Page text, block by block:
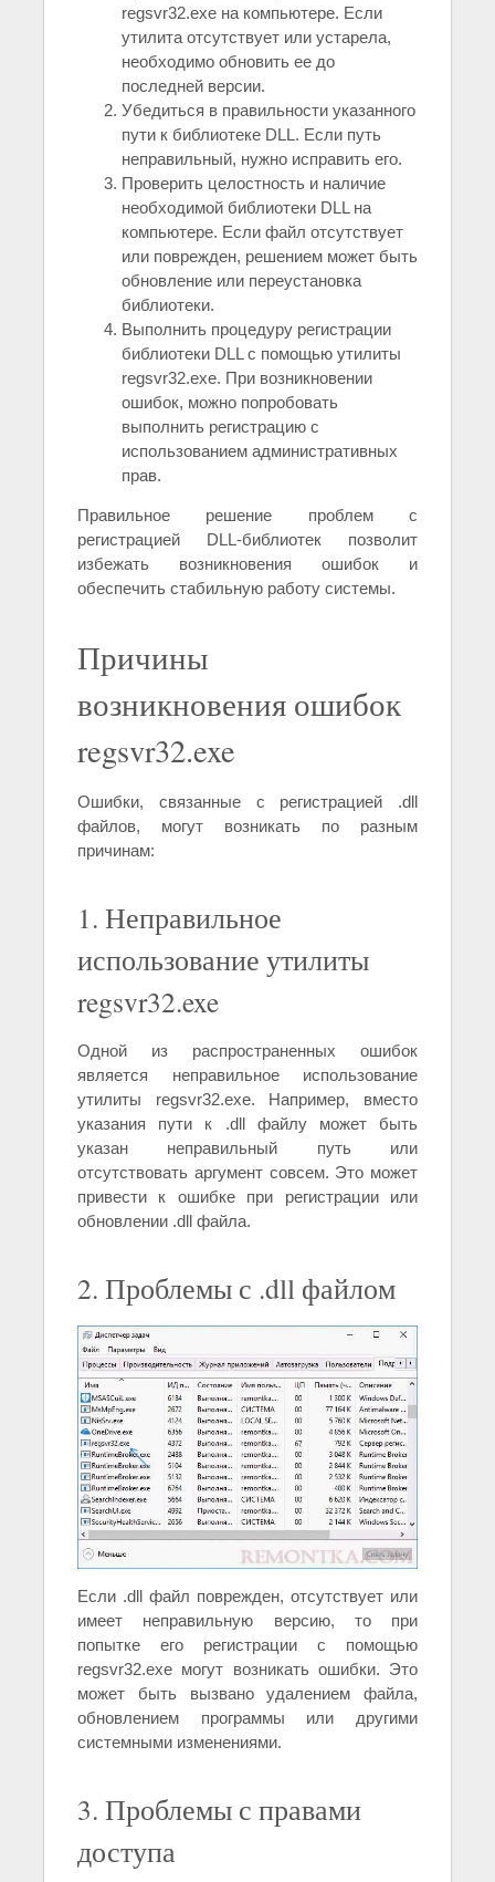
regsvr32.exe на компьютере. Если
утилита отсутствует или устарела,
необходимо обновить ее до
последней версии.
Убедиться в правильности указанного
пути к библиотеке DLL. Если путь
неправильный, нужно исправить его.
Проверить целостность и наличие
необходимой библиотеки DLL на
компьютере. Если файл отсутствует
или поврежден, решением может быть
обновление или переустановка
библиотеки.
Выполнить процедуру регистрации
библиотеки DLL с помощью утилиты
regsvr32.exe. При возникновении
ошибок, можно попробовать
выполнить регистрацию с
использованием административных
прав.
Правильное решение проблем с
регистрацией DLL-библиотек позволит
избежать возникновения ошибок и
обеспечить стабильную работу системы.
Причины
возникновения ошибок
regsvr32.exe
Ошибки, связанные с регистрацией .dll
файлов, могут возникать по разным
причинам:
1. Неправильное
использование утилиты
regsvr32.exe
Одной из распространенных ошибок
является неправильное использование
утилиты regsvr32.exe. Например, вместо
указания пути к .dll файлу может быть
указан неправильный путь или
отсутствовать аргумент совсем. Это может
привести к ошибке при регистрации или
обновлении .dll файла.
2. Проблемы с .dll файлом
Если .dll файл поврежден, отсутствует или
имеет неправильную версию, то при
попытке его регистрации с помощью
regsvr32.exe могут возникать ошибки. Это
может быть вызвано удалением файла,
обновлением программы или другими
системными изменениями.
3. Проблемы с правами
доступа